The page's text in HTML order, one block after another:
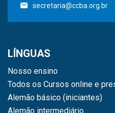
secretaria@ccba.org.br
LÍNGUAS
Nosso ensino
Todos os Cursos online e
Alemão básico (iniciantes)
Alemão intermediário